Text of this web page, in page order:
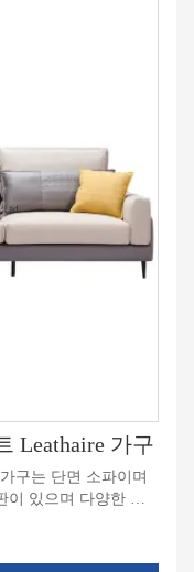
Leathaire 가구
구는 단면 소파이며
이 있으며 다양한 선
있습니다. 깨끗한.